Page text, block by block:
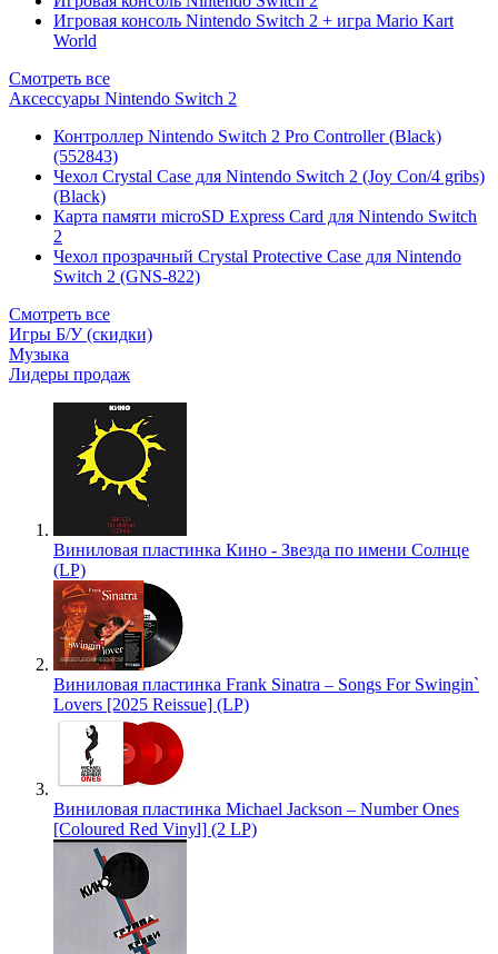
Игровая консоль Nintendo Switch 2 + игра Mario Kart
World
Смотреть все
Аксессуары Nintendo Switch 2
Контроллер Nintendo Switch 2 Pro Controller (Black)
(552843)
Чехол Сrystal Сase для Nintendo Switch 2 (Joy Con/4 gribs)
(Black)
Карта памяти microSD Express Card для Nintendo Switch
2
Чехол прозрачный Crystal Protective Case для Nintendo
Switch 2 (GNS-822)
Смотреть все
Игры Б/У (скидки)
Музыка
Лидеры продаж
Виниловая пластинка Кино - Звезда по имени Солнце
(LP)
Виниловая пластинка Frank Sinatra – Songs For Swingin`
Lovers [2025 Reissue] (LP)
Виниловая пластинка Michael Jackson – Number Ones
[Coloured Red Vinyl] (2 LP)